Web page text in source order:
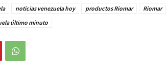
noticias venezuela hoy productos Riomar
Riomar
último minuto